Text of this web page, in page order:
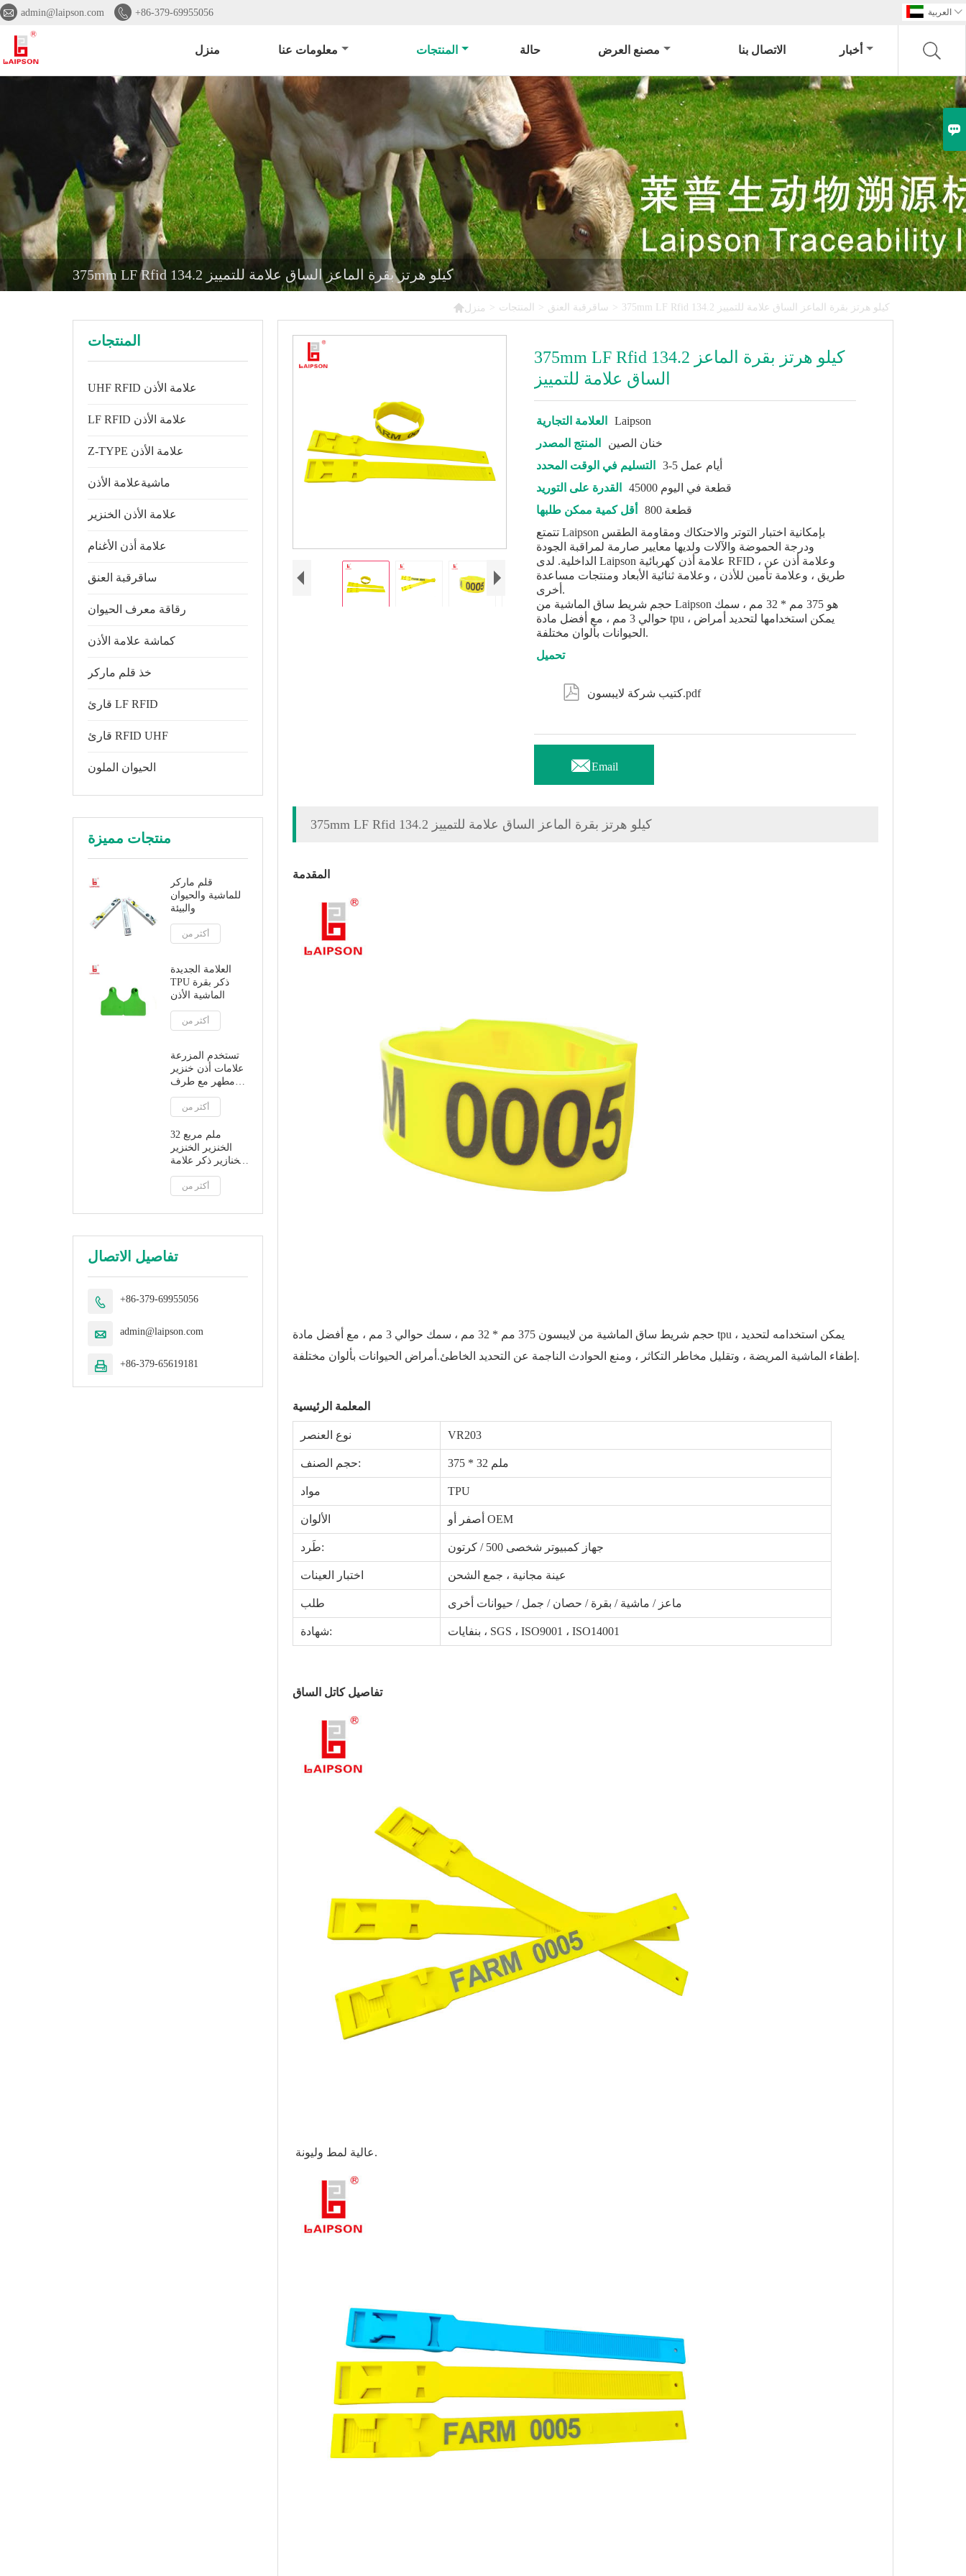
 admin@laipson.com  +86-379-69955056 العربية 
منزل معلومات عنا المنتجات حالة مصنع العرض الاتصال بنا أخبار
375mm LF Rfid 134.2 كيلو هرتز بقرة الماعز الساق علامة للتمييز
منزل > المنتجات > ساقرقبة العنق > 375mm LF Rfid 134.2 كيلو هرتز بقرة الماعز الساق علامة للتمييز
المنتجات
UHF RFID علامة الأذن
LF RFID علامة الأذن
Z-TYPE علامة الأذن
ماشيةعلامة الأذن
علامة الأذن الخنزير
علامة أذن الأغنام
ساقرقبة العنق
رقاقة معرف الحيوان
كماشة علامة الأذن
خذ قلم ماركر
قارئ LF RFID
قارئ RFID UHF
الحيوان الملون
منتجات مميزة
قلم ماركر
للماشية والحيوان
والبيئة
أكثر من
العلامة الجديدة
TPU ذكر بقرة
الماشية الأذن
أكثر من
تستخدم المزرعة
علامات أذن خنزير
مطهر مع طرف
بلاستيكي
أكثر من
32 ملم مربع
الخنزير الخنزير
الخنازير ذكر علامة
الأذن مع تلميح
معدني
أكثر من
تفاصيل الاتصال
 +86-379-69955056
 admin@laipson.com
 +86-379-65619181
375mm LF Rfid 134.2 كيلو هرتز بقرة الماعز
الساق علامة للتمييز
العلامة التجارية
Laipson
المنتج المصدر
خنان الصين
التسليم في الوقت المحدد
3-5 أيام عمل
القدرة على التوريد
45000 قطعة في اليوم
أقل كمية ممكن طلبها
800 قطعة
تتمتع Laipson بإمكانية اختبار التوتر والاحتكاك ومقاومة الطقس
ودرجة الحموضة والآلات ولديها معايير صارمة لمراقبة الجودة
الداخلية. لدى Laipson علامة أذن كهربائية RFID ، وعلامة أذن عن
طريق ، وعلامة تأمين للأذن ، وعلامة ثنائية الأبعاد ومنتجات مساعدة
أخرى.
حجم شريط ساق الماشية من Laipson هو 375 مم * 32 مم ، سمك
حوالي 3 مم ، مع أفضل مادة tpu ، يمكن استخدامها لتحديد أمراض
الحيوانات بألوان مختلفة.
تحميل
 كتيب شركة لايبسون.pdf
Email
375mm LF Rfid 134.2 كيلو هرتز بقرة الماعز الساق علامة للتمييز
المقدمة
حجم شريط ساق الماشية من لايبسون 375 مم * 32 مم ، سمك حوالي 3 مم ، مع أفضل مادة tpu ، يمكن استخدامه لتحديد
أمراض الحيوانات بألوان مختلفة.
إطفاء الماشية المريضة ، وتقليل مخاطر التكاثر ، ومنع الحوادث الناجمة عن التحديد الخاطئ.
المعلمة الرئيسية
نوع العنصر VR203
حجم الصنف: 375 * 32 ملم
TPU
الألوان أصفر أو OEM
طَرد: جهاز كمبيوتر شخصى 500 / كرتون
اختبار العينات عينة مجانية ، جمع الشحن
طلب ماعز / ماشية / بقرة / حصان / جمل / حيوانات أخرى
شهادة: بنفايات ، SGS ، ISO9001 ، ISO14001
تفاصيل كاتل الساق
عالية لمط وليونة.
